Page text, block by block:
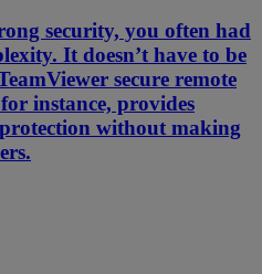
security, you often had
It doesn’t have to be
secure remote
instance, provides
without making